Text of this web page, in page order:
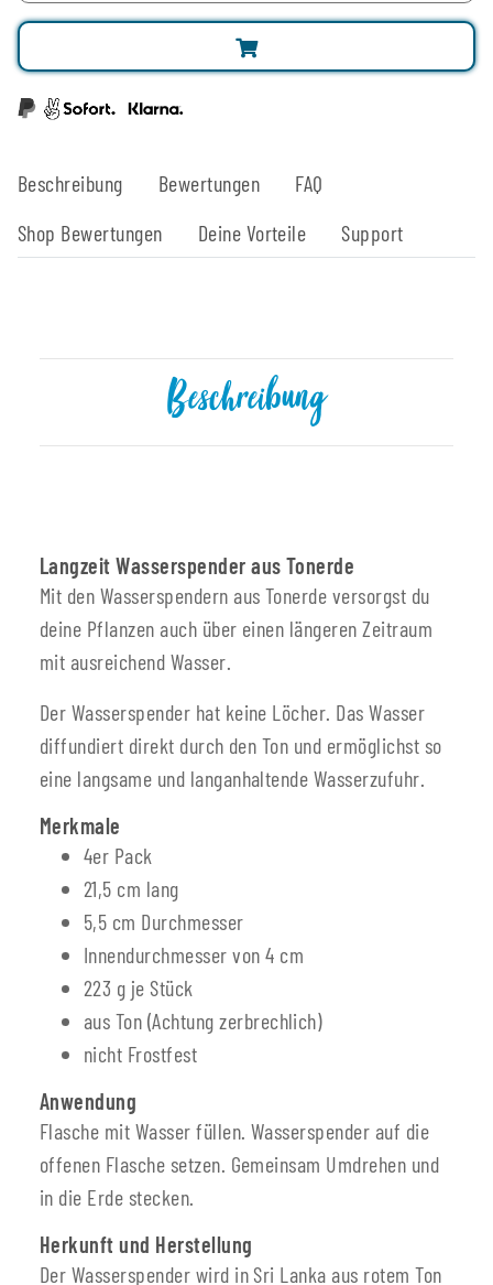
Beschreibung Bewertungen
FAQ
Shop Bewertungen
Deine Vorteile Support
Beschreibung
Langzeit Wasserspender aus Tonerde
Mit den Wasserspendern aus Tonerde versorgst du
deine Pflanzen auch über einen längeren Zeitraum
mit ausreichend Wasser.
Der Wasserspender hat keine Löcher. Das Wasser
diffundiert direkt durch den Ton und ermöglichst so
eine langsame und langanhaltende Wasserzufuhr.
Merkmale
4er Pack
21,5 cm lang
5,5 cm Durchmesser
Innendurchmesser von 4 cm
223 g je Stück
aus Ton (Achtung zerbrechlich)
nicht Frostfest
Anwendung
Flasche mit Wasser füllen. Wasserspender auf die
offenen Flasche setzen. Gemeinsam Umdrehen und
in die Erde stecken.
Herkunft und Herstellung
Der Wasserspender wird in Sri Lanka aus rotem Ton